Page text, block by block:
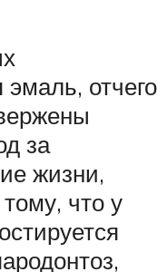
отчего
за
жизни,
что у